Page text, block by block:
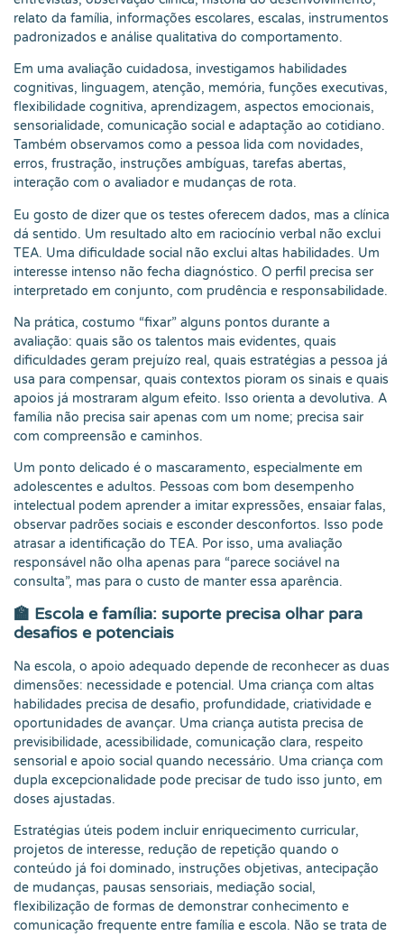
relato da família, informações escolares, escalas, instrumentos
padronizados e análise qualitativa do comportamento.
Em uma avaliação cuidadosa, investigamos habilidades
cognitivas, linguagem, atenção, memória, funções executivas,
flexibilidade cognitiva, aprendizagem, aspectos emocionais,
sensorialidade, comunicação social e adaptação ao cotidiano.
Também observamos como a pessoa lida com novidades,
erros, frustração, instruções ambíguas, tarefas abertas,
interação com o avaliador e mudanças de rota.
Eu gosto de dizer que os testes oferecem dados, mas a clínica
dá sentido. Um resultado alto em raciocínio verbal não exclui
TEA. Uma dificuldade social não exclui altas habilidades. Um
interesse intenso não fecha diagnóstico. O perfil precisa ser
interpretado em conjunto, com prudência e responsabilidade.
Na prática, costumo “fixar” alguns pontos durante a
avaliação: quais são os talentos mais evidentes, quais
dificuldades geram prejuízo real, quais estratégias a pessoa já
usa para compensar, quais contextos pioram os sinais e quais
apoios já mostraram algum efeito. Isso orienta a devolutiva. A
família não precisa sair apenas com um nome; precisa sair
com compreensão e caminhos.
Um ponto delicado é o mascaramento, especialmente em
adolescentes e adultos. Pessoas com bom desempenho
intelectual podem aprender a imitar expressões, ensaiar falas,
observar padrões sociais e esconder desconfortos. Isso pode
atrasar a identificação do TEA. Por isso, uma avaliação
responsável não olha apenas para “parece sociável na
consulta”, mas para o custo de manter essa aparência.
🏫 Escola e família: suporte precisa olhar para
desafios e potenciais
Na escola, o apoio adequado depende de reconhecer as duas
dimensões: necessidade e potencial. Uma criança com altas
habilidades precisa de desafio, profundidade, criatividade e
oportunidades de avançar. Uma criança autista precisa de
previsibilidade, acessibilidade, comunicação clara, respeito
sensorial e apoio social quando necessário. Uma criança com
dupla excepcionalidade pode precisar de tudo isso junto, em
doses ajustadas.
Estratégias úteis podem incluir enriquecimento curricular,
projetos de interesse, redução de repetição quando o
conteúdo já foi dominado, instruções objetivas, antecipação
de mudanças, pausas sensoriais, mediação social,
flexibilização de formas de demonstrar conhecimento e
comunicação frequente entre família e escola. Não se trata de